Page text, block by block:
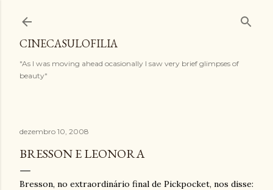
CINECASULOFILIA
"As I was moving ahead ocasionally I saw very brief glimpses of
beauty"
dezembro 10, 2008
BRESSON E LEONORA
Bresson, no extraordinário final de Pickpocket, nos disse: